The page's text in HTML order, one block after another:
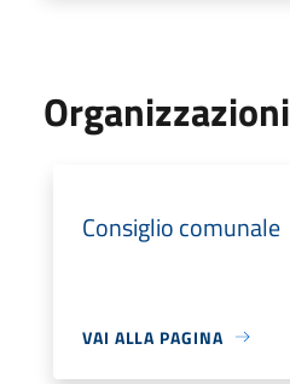
Organizzazioni
Consiglio comunale
VAI ALLA PAGINA